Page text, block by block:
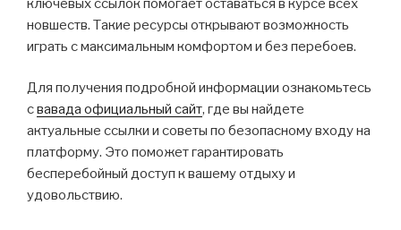
новшеств. Такие ресурсы открывают возможность
играть с максимальным комфортом и без перебоев.
Для получения подробной информации ознакомьтесь
свавада официальный сайт, где вы найдете
актуальные ссылки и советы по безопасному входу на
платформу. Это поможет гарантировать
бесперебойный доступ к вашему отдыху и
удовольствию.